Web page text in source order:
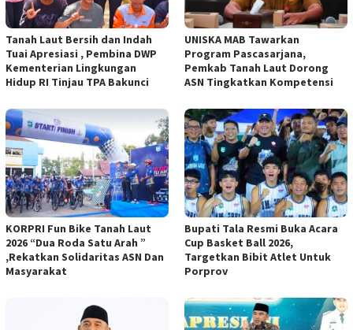
Tanah Laut Bersih dan Indah
Tuai Apresiasi , Pembina DWP
Kementerian Lingkungan
Hidup RI Tinjau TPA Bakunci
UNISKA MAB Tawarkan
Program Pascasarjana,
Pemkab Tanah Laut Dorong
ASN Tingkatkan Kompetensi
KORPRI Fun Bike Tanah Laut
2026 “Dua Roda Satu Arah ”
,Rekatkan Solidaritas ASN Dan
Masyarakat
Bupati Tala Resmi Buka Acara
Cup Basket Ball 2026,
Targetkan Bibit Atlet Untuk
Porprov